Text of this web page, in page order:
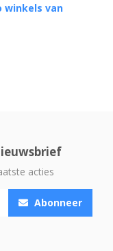
winkels van
acties
Abonneer